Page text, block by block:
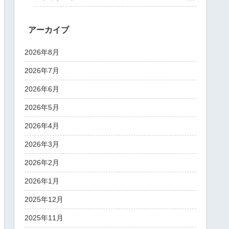
アーカイブ
2026年8月
2026年7月
2026年6月
2026年5月
2026年4月
2026年3月
2026年2月
2026年1月
2025年12月
2025年11月